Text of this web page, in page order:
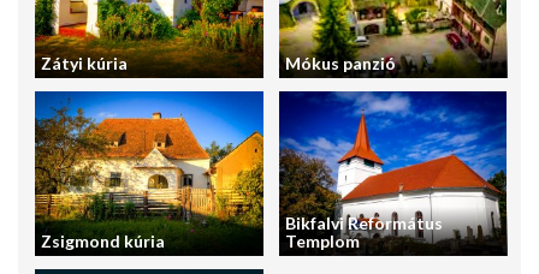
Zátyi kúria Mókus panzió
Zsigmond kúria
Bikfalvi Református
Templom